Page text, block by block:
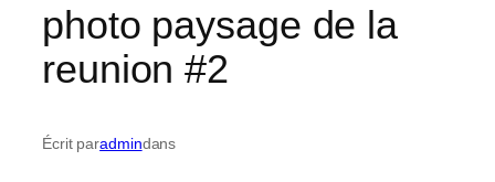
photo paysage de la
reunion #2
Écrit paradmindans